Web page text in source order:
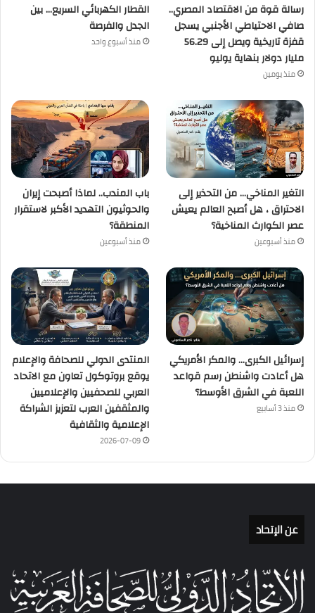
رسالة قوة من الاقتصاد المصري..
صافي الاحتياطي الأجنبي يسجل
قفزة تاريخية ويصل إلى 56.29
مليار دولار بنهاية يوليو
منذ يومين
القطار الكهربائي السريع… بين
الجدل والفرصة
منذ أسبوع واحد
التغير المناخي… من التحذير إلى
الاحتراق ، هل أصبح العالم يعيش
عصر الكوارث المناخية؟
منذ أسبوعين
باب المندب.. لماذا أصبحت إيران
والحوثيون التهديد الأكبر لاستقرار
المنطقة؟
منذ أسبوعين
إسرائيل الكبرى… والمكر الأمريكي
هل أعادت واشنطن رسم قواعد
اللعبة في الشرق الأوسط؟
منذ 3 أسابيع
المنتدى الدولي للصحافة والإعلام
يوقع بروتوكول تعاون مع الاتحاد
العربي للصحفيين والإعلاميين
والمثقفين العرب لتعزيز الشراكة
الإعلامية والثقافية
2026-07-09
عن الإتحاد